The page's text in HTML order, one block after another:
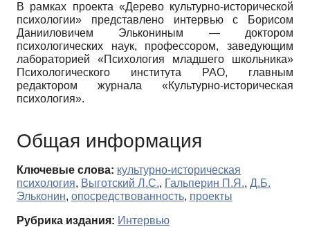
В рамках проекта «Дерево культурно-исторической
психологии» представлено интервью с Борисом
Данииловичем Элькониным — доктором
психологических наук, профессором, заведующим
лабораторией «Психология младшего школьника»
Психологического института РАО, главным
редактором журнала «Культурно-историческая
психология».
Общая информация
Ключевые слова: культурно-историческая
психология, Выготский Л.С., Гальперин П.Я., Д.Б.
Эльконин, опосредствованность, проекты
Рубрика издания: Интервью